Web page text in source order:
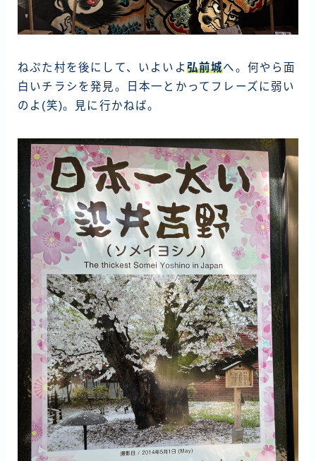
ねぷた村を後にして、いよいよ 弘前城へ。何やら面
白いチラシを発見。日本一とかってフレーズに弱い
のよ(笑)。見に行かねば。